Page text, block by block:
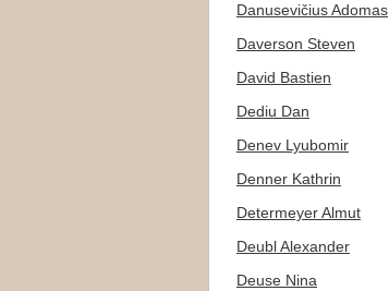
Danusevičius Adomas
Daverson Steven
David Bastien
Dediu Dan
Denev Lyubomir
Denner Kathrin
Determeyer Almut
Deubl Alexander
Deuse Nina